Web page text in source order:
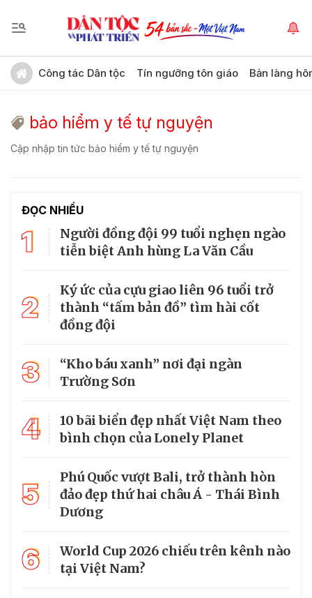
Công tác Dân tộc Tín ngưỡng tôn giáo Bản làng
bảo hiểm y tế tự nguyện
Cập nhập tin tức bảo hiểm y tế tự nguyện
ĐỌC NHIỀU
1
Người đồng đội 99 tuổi nghẹn ngào
tiễn biệt Anh hùng La Văn Cầu
2
Ký ức của cựu giao liên 96 tuổi trở
thành “tấm bản đồ” tìm hài cốt
đồng đội
3
“Kho báu xanh” nơi đại ngàn
Trường Sơn
4
10 bãi biển đẹp nhất Việt Nam theo
bình chọn của Lonely Planet
5
Phú Quốc vượt Bali, trở thành hòn
đảo đẹp thứ hai châu Á - Thái Bình
Dương
6
World Cup 2026 chiếu trên kênh nào
tại Việt Nam?